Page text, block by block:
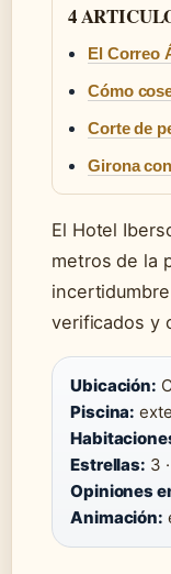
4
El Correo
Cómo
Corte de
Girona
El Hotel
metros de la
verificados y
Ubicación:
Piscina:
Estrellas: 3 ·
Opiniones
Animación: